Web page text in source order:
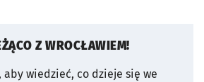
Z WROCŁAWIEM!
aby wiedzieć, co dzieje się we